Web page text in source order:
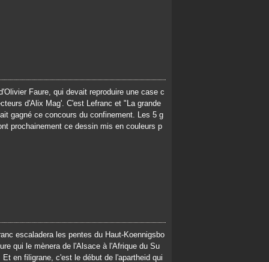
Faure, qui devait reproduire une case c
d'Alix Mag'. C'est Lefranc et "La grande
gagné ce concours du confinement. Les 5 g
prochainement ce dessin mis en couleurs p
escaladera les pentes du Haut-Koennigsbo
qui le mènera de l'Alsace à l'Afrique du Su
en filigrane, c'est le début de l'apartheid qui